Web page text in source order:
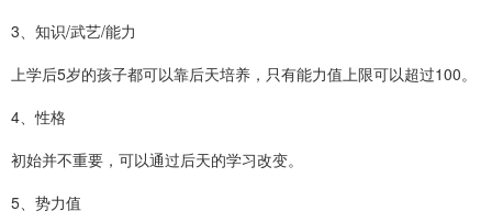
3、知识/武艺/能力
上学后5岁的孩子都可以靠后天培养，只有能力值上限可以超过100。
4、性格
初始并不重要，可以通过后天的学习改变。
5、势力值